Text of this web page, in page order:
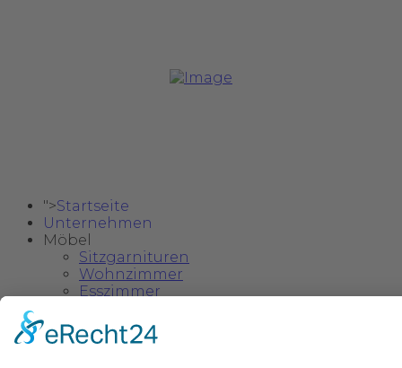
">Startseite
Unternehmen
Möbel
Sitzgarnituren
Wohnzimmer
Esszimmer
Einzelstücke & Deko
Kinder- und Jugendzimmer